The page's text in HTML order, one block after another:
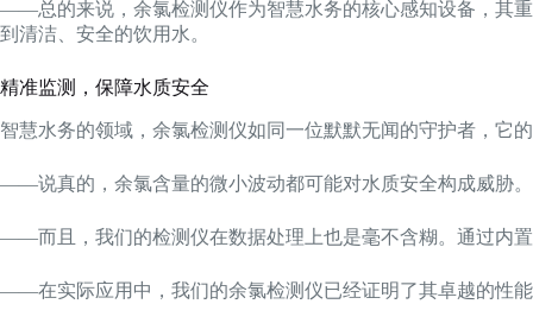
——总的来说，余氯检测仪作为智慧水务的核心感知设备，其
到清洁、安全的饮用水。
精准监测，保障水质安全
智慧水务的领域，余氯检测仪如同一位默默无闻的守护者，它
——说真的，余氯含量的微小波动都可能对水质安全构成威胁
——而且，我们的检测仪在数据处理上也是毫不含糊。通过内
——在实际应用中，我们的余氯检测仪已经证明了其卓越的性